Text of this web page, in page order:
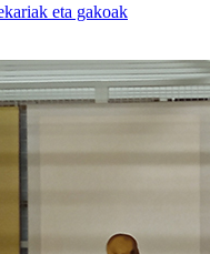
eta gakoak